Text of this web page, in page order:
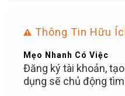
Thông Tin Hữu
Mẹo Nhanh Có Việc
Đăng ký tài khoản,
dụng sẽ chủ động